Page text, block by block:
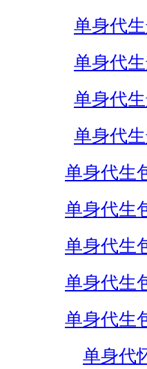
单身代
单身代
单身代
单身代
单身代生
单身代生
单身代生
单身代生
单身代生
单身代